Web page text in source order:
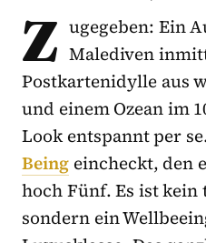
Z ugegeben: Ein
Malediven
Postkartenidylle aus
und einem Ozean im
Look entspannt per
Being eincheckt, den
hoch Fünf. Es ist kein
sondern ein